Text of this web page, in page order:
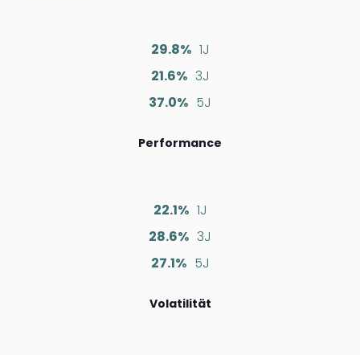
29.8% 1J
21.6% 3J
37.0% 5J
Performance
22.1% 1J
28.6% 3J
27.1% 5J
Volatilität